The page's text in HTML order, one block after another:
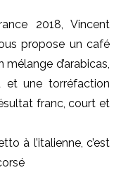
2018, Vincent
propose un café
d’arabicas,
et une torréfaction
franc, court et
à l’italienne, c’est